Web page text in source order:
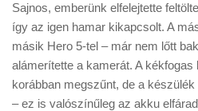
E-BB
Sajnos, emberünk elfelejtette
így az igen hamar kikapcsolt. A
másik Hero 5-tel – már nem lőtt
alámerítette a kamerát. A
korábban megszűnt, de a
– ez is valószínűleg az akku